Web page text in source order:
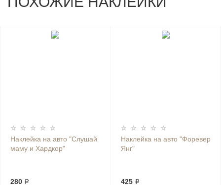
Наклейка на авто "Слушай
маму и Хардкор"
280 ₽
Наклейка на авто "Форевер
Янг"
425 ₽